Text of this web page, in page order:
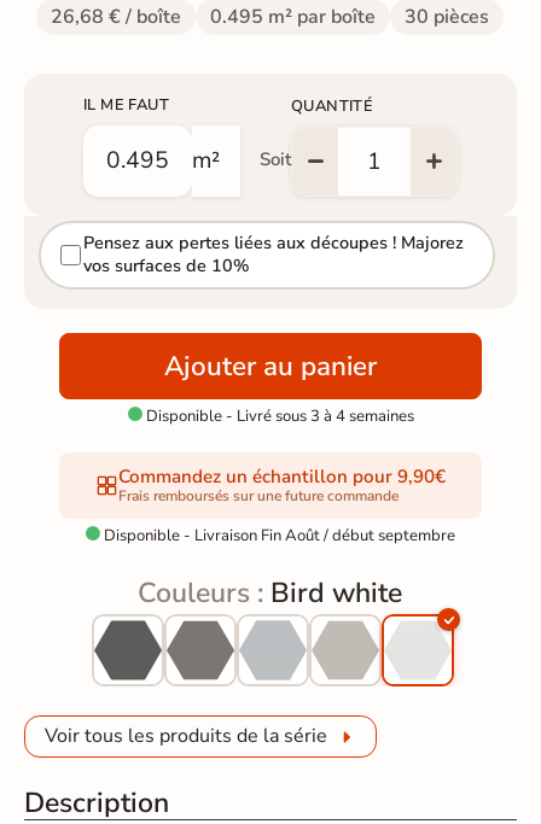
26,68 € / boîte 0.495 m² par boîte 30 pièces
IL ME FAUT
m² Soit
QUANTITÉ
Pensez aux pertes liées aux découpes ! Majorez
vos surfaces de 10%
Ajouter au panier
Disponible - Livré sous 3 à 4 semaines
Commandez un échantillon pour 9,90€
Frais remboursés sur une future commande
 Disponible - Livraison Fin Août / début septembre
Couleurs : Bird white
Voir tous les produits de la série
Description